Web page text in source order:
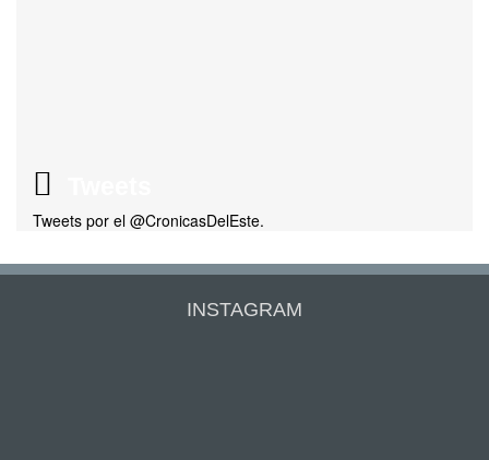
Tweets por el @CronicasDelEste.
INSTAGRAM